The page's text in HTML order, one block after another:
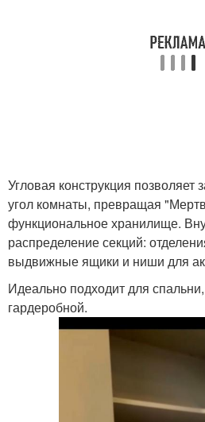
Угловая конструкция позволяет
угол комнаты, превращая
функциональное хранилище.
распределение секций:
выдвижные ящики и ниши для
Идеально подходит для
гардеробной.